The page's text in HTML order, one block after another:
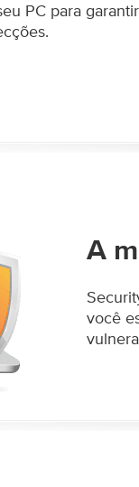
PC para
A
você